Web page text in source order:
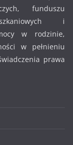
funduszu
i
w rodzinie,
w pełnieniu
prawa